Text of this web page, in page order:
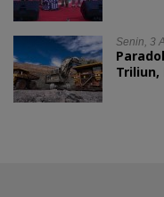
Senin, 3
Triliun,